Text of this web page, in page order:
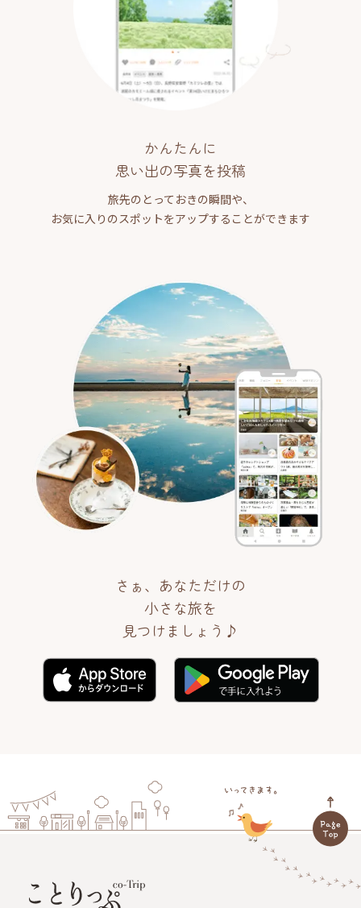
かんたんに
思い出の写真を投稿
旅先のとっておきの瞬間や、
お気に入りのスポットをアップすることができます
さぁ、あなただけの
小さな旅を
見つけましょう♪